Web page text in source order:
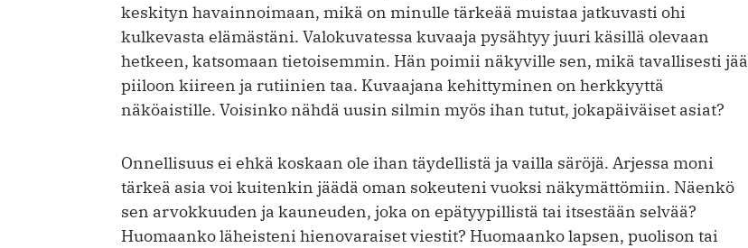
keskityn havainnoimaan, mikä on minulle tärkeää muistaa jatkuvasti ohi
kulkevasta elämästäni. Valokuvatessa kuvaaja pysähtyy juuri käsillä olevaan
hetkeen, katsomaan tietoisemmin. Hän poimii näkyville sen, mikä tavallisesti jää
piiloon kiireen ja rutiinien taa. Kuvaajana kehittyminen on herkkyyttä
näköaistille. Voisinko nähdä uusin silmin myös ihan tutut, jokapäiväiset asiat?
Onnellisuus ei ehkä koskaan ole ihan täydellistä ja vailla säröjä. Arjessa moni
tärkeä asia voi kuitenkin jäädä oman sokeuteni vuoksi näkymättömiin. Näenkö
sen arvokkuuden ja kauneuden, joka on epätyypillistä tai itsestään selvää?
Huomaanko läheisteni hienovaraiset viestit? Huomaanko lapsen, puolison tai